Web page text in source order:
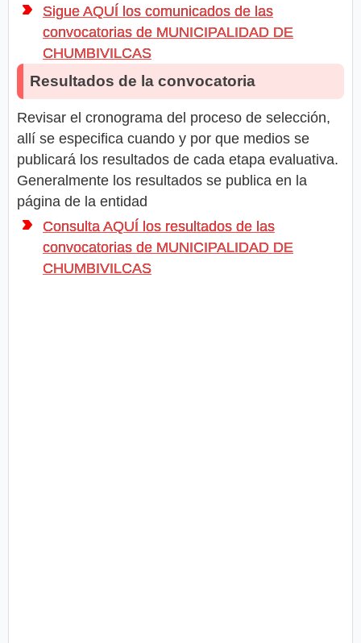
Sigue AQUÍ los comunicados de las
convocatorias de MUNICIPALIDAD DE
CHUMBIVILCAS
Resultados de la convocatoria
Revisar el cronograma del proceso de selección,
allí se especifica cuando y por que medios se
publicará los resultados de cada etapa evaluativa.
Generalmente los resultados se publica en la
página de la entidad
Consulta AQUÍ los resultados de las
convocatorias de MUNICIPALIDAD DE
CHUMBIVILCAS